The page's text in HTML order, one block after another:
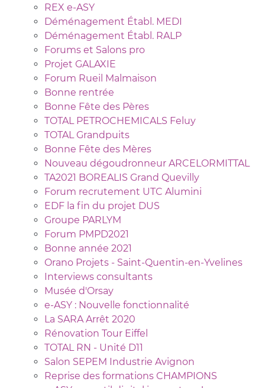
REX e-ASY
Déménagement Établ. MEDI
Déménagement Établ. RALP
Forums et Salons pro
Projet GALAXIE
Forum Rueil Malmaison
Bonne rentrée
Bonne Fête des Pères
TOTAL PETROCHEMICALS Feluy
TOTAL Grandpuits
Bonne Fête des Mères
Nouveau dégoudronneur ARCELORMITTAL
TA2021 BOREALIS Grand Quevilly
Forum recrutement UTC Alumini
EDF la fin du projet DUS
Groupe PARLYM
Forum PMPD2021
Bonne année 2021
Orano Projets - Saint-Quentin-en-Yvelines
Interviews consultants
Musée d'Orsay
e-ASY : Nouvelle fonctionnalité
La SARA Arrêt 2020
Rénovation Tour Eiffel
TOTAL RN - Unité D11
Salon SEPEM Industrie Avignon
Reprise des formations CHAMPIONS